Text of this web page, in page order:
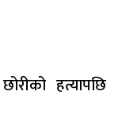
हत्यापछि